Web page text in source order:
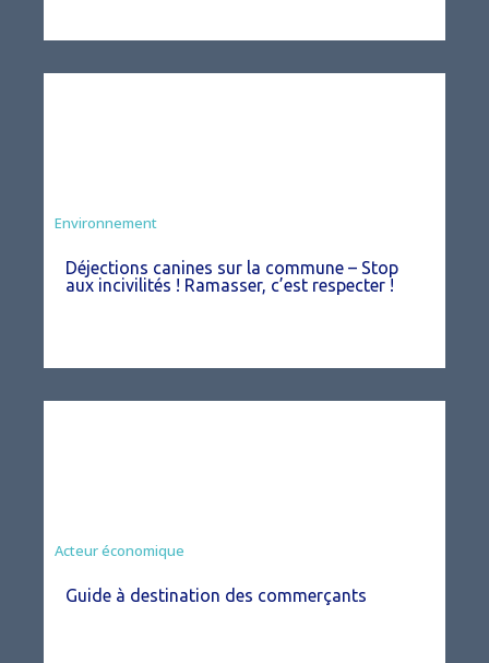
Environnement
Déjections canines sur la commune – Stop
aux incivilités ! Ramasser, c’est respecter !
Acteur économique
Guide à destination des commerçants